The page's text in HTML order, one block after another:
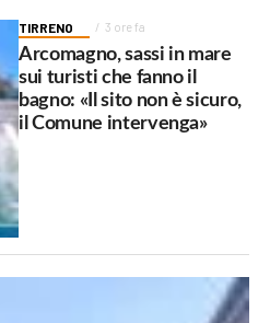
TIRRENO 3 ore fa
Arcomagno, sassi in mare
sui turisti che fanno il
bagno: «Il sito non è sicuro,
il Comune intervenga»